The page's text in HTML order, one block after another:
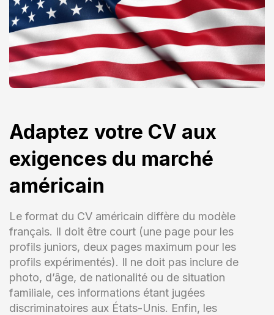
Adaptez votre CV aux
exigences du marché
américain
Le format du CV américain diffère du modèle
français. Il doit être court (une page pour les
profils juniors, deux pages maximum pour les
profils expérimentés). Il ne doit pas inclure de
photo, d’âge, de nationalité ou de situation
familiale, ces informations étant jugées
discriminatoires aux États-Unis. Enfin, les